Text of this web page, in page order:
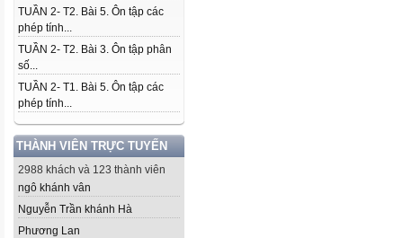
TUẦN 2- T2. Bài 5. Ôn tập các
phép tính...
TUẦN 2- T2. Bài 3. Ôn tập phân
số...
TUẦN 2- T1. Bài 5. Ôn tập các
phép tính...
THÀNH VIÊN TRỰC TUYẾN
2988 khách và 123 thành viên
ngô khánh vân
Nguyễn Trần khánh Hà
Phương Lan